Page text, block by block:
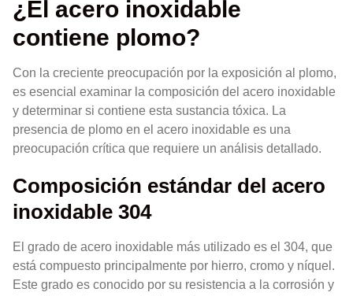
¿El acero inoxidable
contiene plomo?
Con la creciente preocupación por la exposición al plomo,
es esencial examinar la composición del acero inoxidable
y determinar si contiene esta sustancia tóxica. La
presencia de plomo en el acero inoxidable es una
preocupación crítica que requiere un análisis detallado.
Composición estándar del acero
inoxidable 304
El grado de acero inoxidable más utilizado es el 304, que
está compuesto principalmente por hierro, cromo y níquel.
Este grado es conocido por su resistencia a la corrosión y